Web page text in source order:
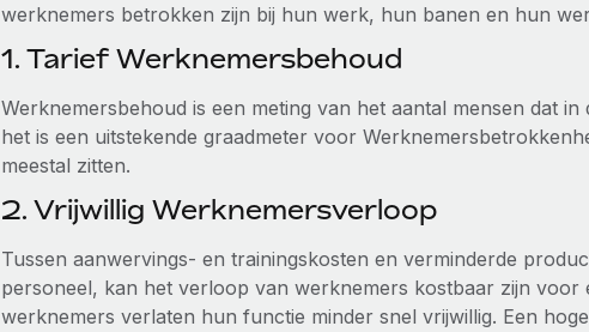
werknemers betrokken zijn bij hun werk, hun banen en hun
1. Tarief Werknemersbehoud
Werknemersbehoud is een meting van het aantal mensen dat
het is een uitstekende graadmeter voor
meestal zitten.
2. Vrijwillig Werknemersverloop
Tussen aanwervings- en trainingskosten en verminderde
personeel, kan het verloop van werknemers kostbaar zijn voor
werknemers verlaten hun functie minder snel vrijwillig. Een